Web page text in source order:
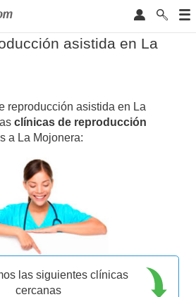
asistida en La
reproducción asistida en La
clínicas de reproducción
a La Mojonera:
las siguientes clínicas
cercanas